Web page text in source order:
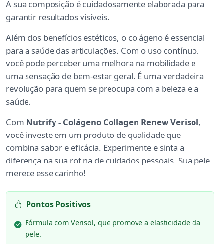
A sua composição é cuidadosamente elaborada para
garantir resultados visíveis.
Além dos benefícios estéticos, o colágeno é essencial
para a saúde das articulações. Com o uso contínuo,
você pode perceber uma melhora na mobilidade e
uma sensação de bem-estar geral. É uma verdadeira
revolução para quem se preocupa com a beleza e a
saúde.
Com Nutrify - Colágeno Collagen Renew Verisol,
você investe em um produto de qualidade que
combina sabor e eficácia. Experimente e sinta a
diferença na sua rotina de cuidados pessoais. Sua pele
merece esse carinho!
Pontos Positivos
Fórmula com Verisol, que promove a elasticidade da
pele.